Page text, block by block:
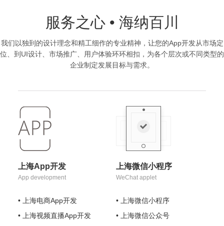
服务之心 • 海纳百川
我们以独到的设计理念和精工细作的专业精神，让您的App开发从市场定
位、到UI设计、市场推广、用户体验环环相扣，为各个层次或不同类型的
企业制定发展目标与需求。
上海App开发
App development
• 上海电商App开发
• 上海视频直播App开发
上海微信小程序
WeChat applet
• 上海微信小程序
• 上海微信公众号